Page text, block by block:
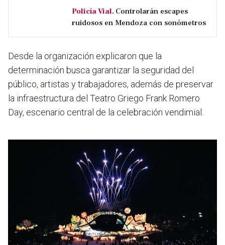
Policía Vial. Controlarán escapes
ruidosos en Mendoza con sonómetros
Desde la organización explicaron que la
determinación busca garantizar la seguridad del
público, artistas y trabajadores, además de preservar
la infraestructura del Teatro Griego Frank Romero
Day, escenario central de la celebración vendimial.